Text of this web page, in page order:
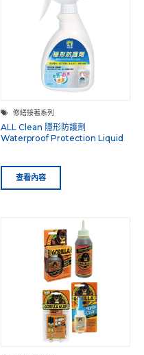
修繕接著系列
ALL Clean 隱形防護劑
Waterproof Protection Liquid
查看內容